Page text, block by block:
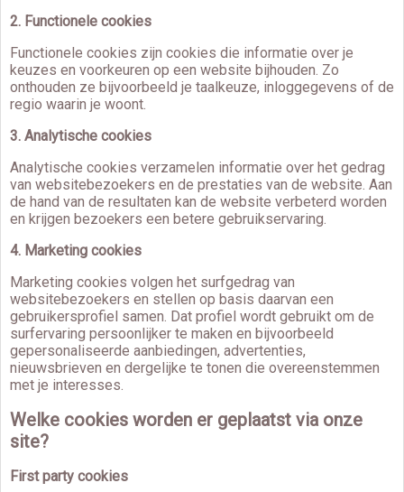
2. Functionele cookies
Functionele cookies zijn cookies die informatie over je
keuzes en voorkeuren op een website bijhouden. Zo
onthouden ze bijvoorbeeld je taalkeuze, inloggegevens of de
regio waarin je woont.
3. Analytische cookies
Analytische cookies verzamelen informatie over het gedrag
van websitebezoekers en de prestaties van de website. Aan
de hand van de resultaten kan de website verbeterd worden
en krijgen bezoekers een betere gebruikservaring.
4. Marketing cookies
Marketing cookies volgen het surfgedrag van
websitebezoekers en stellen op basis daarvan een
gebruikersprofiel samen. Dat profiel wordt gebruikt om de
surfervaring persoonlijker te maken en bijvoorbeeld
gepersonaliseerde aanbiedingen, advertenties,
nieuwsbrieven en dergelijke te tonen die overeenstemmen
met je interesses.
Welke cookies worden er geplaatst via onze
site?
First party cookies